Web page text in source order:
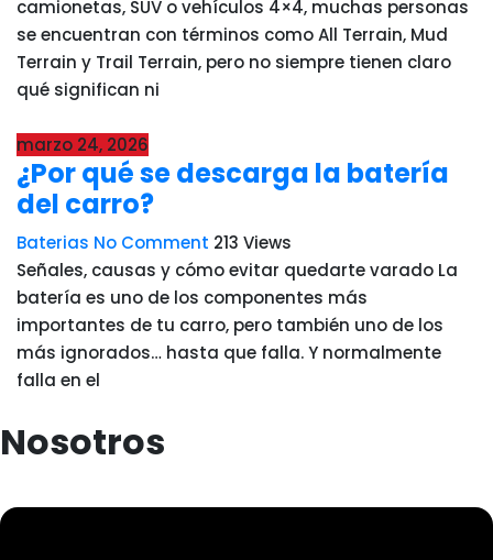
camionetas, SUV o vehículos 4×4, muchas personas
se encuentran con términos como All Terrain, Mud
Terrain y Trail Terrain, pero no siempre tienen claro
qué significan ni
marzo 24, 2026
¿Por qué se descarga la batería
del carro?
Baterias No Comment 213 Views
Señales, causas y cómo evitar quedarte varado La
batería es uno de los componentes más
importantes de tu carro, pero también uno de los
más ignorados… hasta que falla. Y normalmente
falla en el
Nosotros